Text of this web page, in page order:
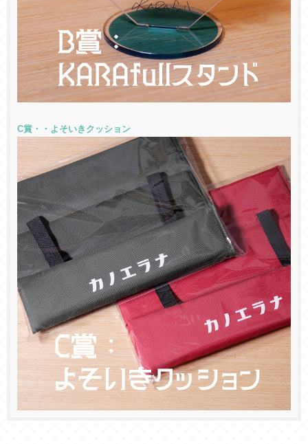
C賞・・よそいきクッション